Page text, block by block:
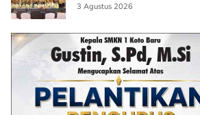
3 Agustus 2026